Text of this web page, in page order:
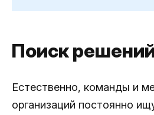
Поиск
Естественно, команды и
организаций постоянно